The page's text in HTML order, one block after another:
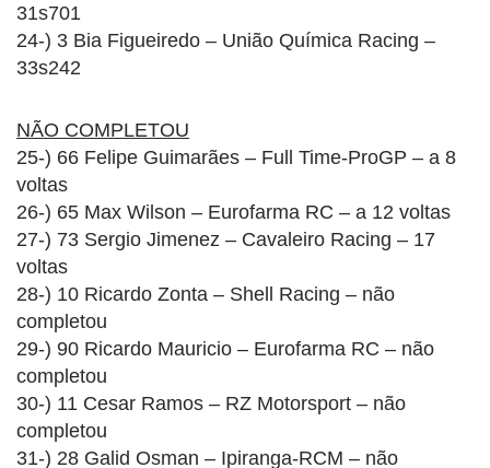
31s701
24-) 3 Bia Figueiredo – União Química Racing –
33s242
NÃO COMPLETOU
25-) 66 Felipe Guimarães – Full Time-ProGP – a 8
voltas
26-) 65 Max Wilson – Eurofarma RC – a 12 voltas
27-) 73 Sergio Jimenez – Cavaleiro Racing – 17
voltas
28-) 10 Ricardo Zonta – Shell Racing – não
completou
29-) 90 Ricardo Mauricio – Eurofarma RC – não
completou
30-) 11 Cesar Ramos – RZ Motorsport – não
completou
31-) 28 Galid Osman – Ipiranga-RCM – não